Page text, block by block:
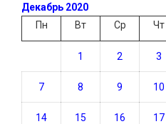
Декабрь 2020
Пн
Вт Ср Чт
1 2 3
7 8 9 10
14 15 16 17